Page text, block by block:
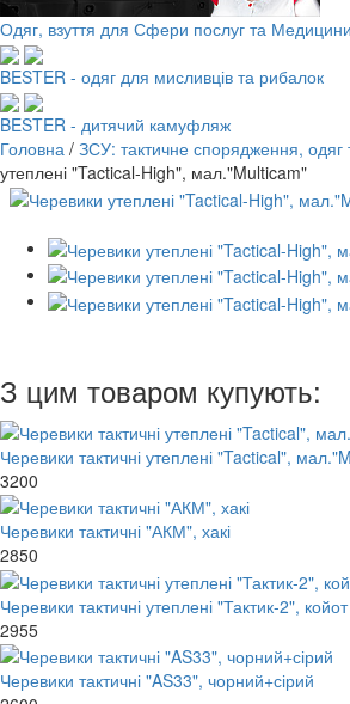
Одяг, взуття для Сфери послуг та Медицини
BESTER - одяг для мисливців та рибалок
BESTER - дитячий камуфляж
Головна / ЗСУ: тактичне спорядження, одяг
утеплені "Tactical-High", мал."Multicam"
З цим товаром купують:
Черевики тактичні утеплені "Tactical",
3200
Черевики тактичні "АКМ", хакі
2850
Черевики тактичні утеплені "Тактик-2", койот
2955
Черевики тактичні "AS33", чорний+сірий